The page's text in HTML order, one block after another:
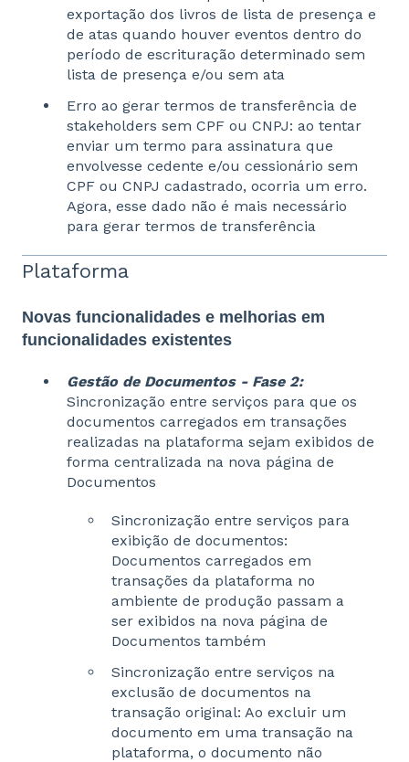
exportação dos livros de lista de presença e
de atas quando houver eventos dentro do
período de escrituração determinado sem
lista de presença e/ou sem ata
Erro ao gerar termos de transferência de
stakeholders sem CPF ou CNPJ: ao tentar
enviar um termo para assinatura que
envolvesse cedente e/ou cessionário sem
CPF ou CNPJ cadastrado, ocorria um erro.
Agora, esse dado não é mais necessário
para gerar termos de transferência
Plataforma
Novas funcionalidades e melhorias em
funcionalidades existentes
Gestão de Documentos - Fase 2:
Sincronização entre serviços para que os
documentos carregados em transações
realizadas na plataforma sejam exibidos de
forma centralizada na nova página de
Documentos
Sincronização entre serviços para
exibição de documentos:
Documentos carregados em
transações da plataforma no
ambiente de produção passam a
ser exibidos na nova página de
Documentos também
Sincronização entre serviços na
exclusão de documentos na
transação original: Ao excluir um
documento em uma transação na
plataforma, o documento não